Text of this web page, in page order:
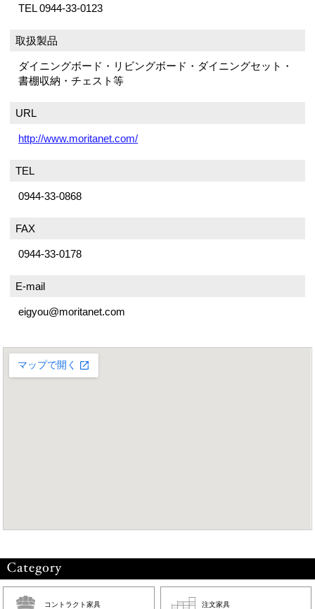
TEL 0944-33-0123
取扱製品
ダイニングボード・リビングボード・ダイニングセット・
書棚収納・チェスト等
URL
http://www.moritanet.com/
TEL
0944-33-0868
FAX
0944-33-0178
E-mail
eigyou@moritanet.com
コントラクト家具 注文家具